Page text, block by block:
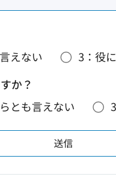
えない
3：役
か？
とも言えない